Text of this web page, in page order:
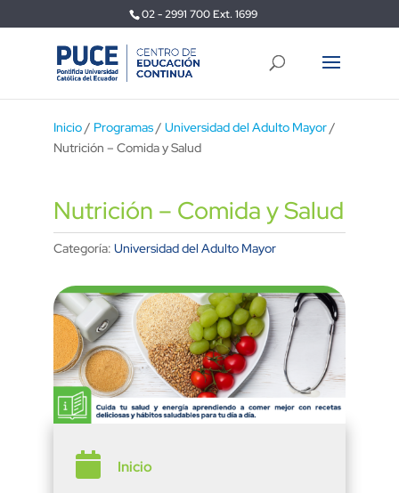
02 - 2991 700 Ext. 1699
Inicio/ Programas/ Universidad del Adulto Mayor/
Nutrición – Comida y Salud
Nutrición – Comida y Salud
Categoría: Universidad del Adulto Mayor
 Inicio